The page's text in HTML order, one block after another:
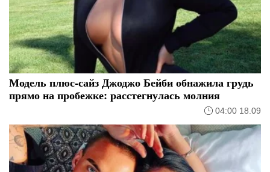
Модель плюс-сайз Джоджо Бейби обнажила грудь
прямо на пробежке: расстегнулась молния
04:00 18.09